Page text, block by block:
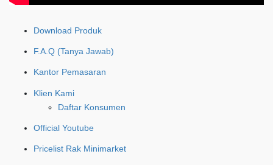
Download Produk
F.A.Q (Tanya Jawab)
Kantor Pemasaran
Klien Kami
Daftar Konsumen
Official Youtube
Pricelist Rak Minimarket